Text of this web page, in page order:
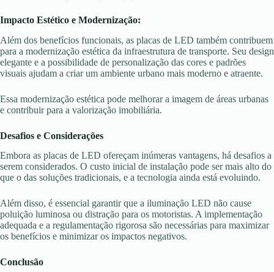
Impacto Estético e Modernização:
Além dos benefícios funcionais, as placas de LED também contribuem
para a modernização estética da infraestrutura de transporte. Seu design
elegante e a possibilidade de personalização das cores e padrões
visuais ajudam a criar um ambiente urbano mais moderno e atraente.
Essa modernização estética pode melhorar a imagem de áreas urbanas
e contribuir para a valorização imobiliária.
Desafios e Considerações
Embora as placas de LED ofereçam inúmeras vantagens, há desafios a
serem considerados. O custo inicial de instalação pode ser mais alto do
que o das soluções tradicionais, e a tecnologia ainda está evoluindo.
Além disso, é essencial garantir que a iluminação LED não cause
poluição luminosa ou distração para os motoristas. A implementação
adequada e a regulamentação rigorosa são necessárias para maximizar
os benefícios e minimizar os impactos negativos.
Conclusão